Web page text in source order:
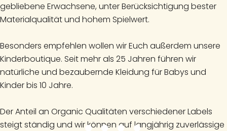
gebliebene Erwachsene, unter Berücksichtigung bester
Materialqualität und hohem Spielwert.
Besonders empfehlen wollen wir Euch außerdem unsere
Kinderboutique. Seit mehr als 25 Jahren führen wir
natürliche und bezaubernde Kleidung für Babys und
Kinder bis 10 Jahre.
Der Anteil an Organic Qualitäten verschiedener Labels
steigt ständig und wir können auf langjährig zuverlässige